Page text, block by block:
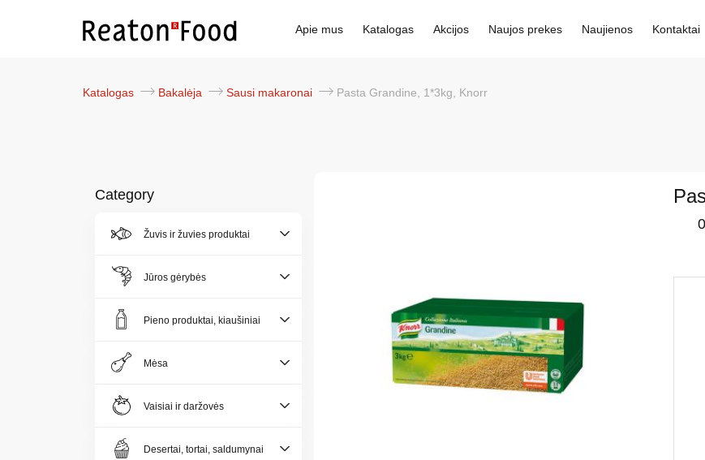
Apie mus Katalogas Akcijos Naujos prekes Naujienos Kontaktai
Katalogas Bakalėja Sausi makaronai Pasta Grandine, 1*3kg, Knorr
Category
Žuvis ir žuvies produktai
Jūros gėrybės
Pieno produktai, kiaušiniai
Mėsa
Vaisiai ir daržovės
Desertai, tortai, saldumynai
Naujienos